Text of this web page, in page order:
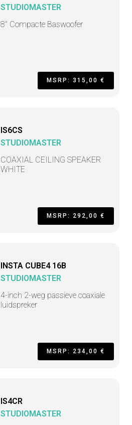
STUDIOMASTER
8" Compacte Baswoofer
MSRP: 315,00 €
IS6CS
STUDIOMASTER
COAXIAL CEILING SPEAKER
WHITE
MSRP: 292,00 €
INSTA CUBE4 16B
STUDIOMASTER
4-inch 2-weg passieve coaxiale
luidspreker
MSRP: 234,00 €
IS4CR
STUDIOMASTER